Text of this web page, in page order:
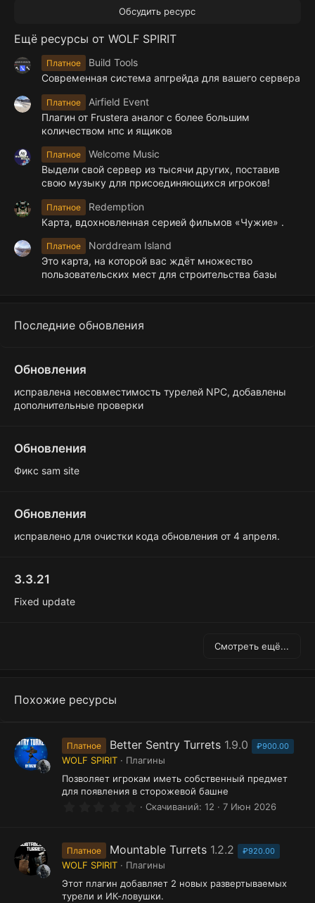
в
з
д
Обсудить ресурс
Ещё ресурсы от WOLF SPIRIT
Платное
Build Tools
Современная система апгрейда для вашего сервера
Платное
Airfield Event
Плагин от Frustera аналог с более большим
количеством нпс и ящиков
Платное
Welcome Music
Выдели свой сервер из тысячи других, поставив
свою музыку для присоединяющихся игроков!
Платное
Redemption
Карта, вдохновленная серией фильмов «Чужие» .
Платное
Norddream Island
Это карта, на которой вас ждёт множество
пользовательских мест для строительства базы
Последние обновления
Обновления
исправлена несовместимость турелей NPC, добавлены
дополнительные проверки
Обновления
Фикс sam site
Обновления
исправлено для очистки кода обновления от 4 апреля.
3.3.21
Fixed update
Смотреть ещё...
Похожие ресурсы
Платное Better Sentry Turrets 1.9.0 ₽900.00
WOLF SPIRIT
Плагины
Позволяет игрокам иметь собственный предмет
для появления в сторожевой башне
0
з
ё
з
д
Скачиваний 12 7 Июн 2026
Платное Mountable Turrets 1.2.2 ₽920.00
WOLF SPIRIT
Плагины
Этот плагин добавляет 2 новых развертываемых
турели и ИК-ловушки.